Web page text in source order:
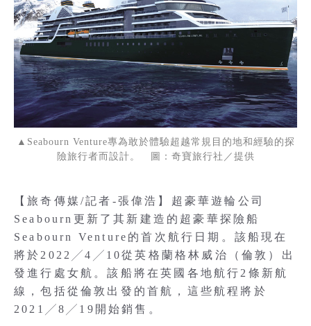
▲Seabourn Venture專為敢於體驗超越常規目的地和經驗的探
險旅行者而設計。 圖：奇寶旅行社／提供
【旅奇傳媒/記者-張偉浩】超豪華遊輪公司
Seabourn更新了其新建造的超豪華探險船
Seabourn Venture的首次航行日期。該船現在
將於2022╱4╱10從英格蘭格林威治（倫敦）出
發進行處女航。該船將在英國各地航行2條新航
線，包括從倫敦出發的首航，這些航程將於
2021╱8╱19開始銷售。